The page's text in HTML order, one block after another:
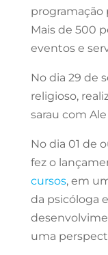
programação
Mais de 500
eventos e
No dia 29 de
religioso,
sarau com
No dia 01 de
fez o
cursos, em
da psicóloga
uma